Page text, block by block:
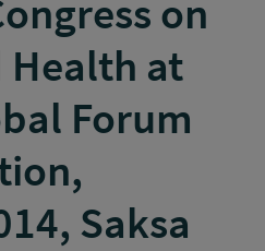
on
Health at
Forum
Saksa